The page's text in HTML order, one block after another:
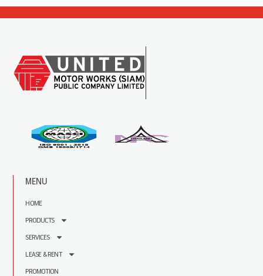
MENU
HOME
PRODUCTS
SERVICES
LEASE & RENT
PROMOTION